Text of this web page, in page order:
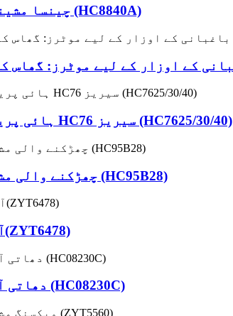
چینسا مشینری کے لیے موٹر (HC8840A)
ہائی پریشر واشر کے لئے HC76 سیریز (HC7625/30/40)
چھڑکنے والی مشین کے لئے موٹر (HC95B28)
آٹوموبائل موٹر(ZYT6478)
دھاتی آری کے لیے موٹر (HC08230C)